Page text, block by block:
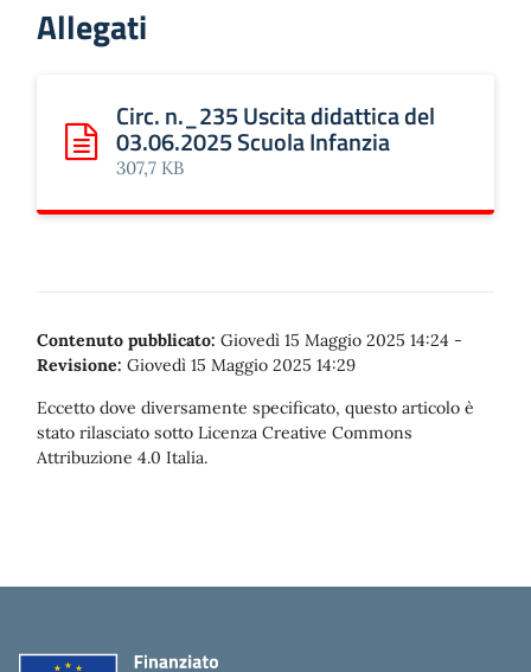
Allegati
Scarica: Circ. n._235 Uscita didattica del 03.06.2025
Circ. n._235 Uscita didattica del
03.06.2025 Scuola Infanzia
307,7 KB
Contenuto pubblicato: Giovedì 15 Maggio 2025 14:24 -
Revisione: Giovedì 15 Maggio 2025 14:29
Eccetto dove diversamente specificato, questo articolo è
stato rilasciato sotto Licenza Creative Commons
Attribuzione 4.0 Italia.